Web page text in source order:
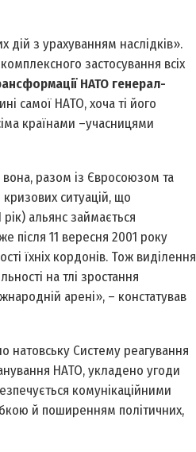
з урахуванням наслідків».
застосування всіх
НАТО генерал-
самої НАТО, хоча ті його
країнами –учасницями
вона, разом із Євросоюзом та
ситуацій, що
альянс займається
після 11 вересня 2001 року
їхніх кордонів. Тож виділення
на тлі зростання
арені», – констатував
натовську Систему реагування
НАТО, укладено угоди
комунікаційними
й поширенням політичних,